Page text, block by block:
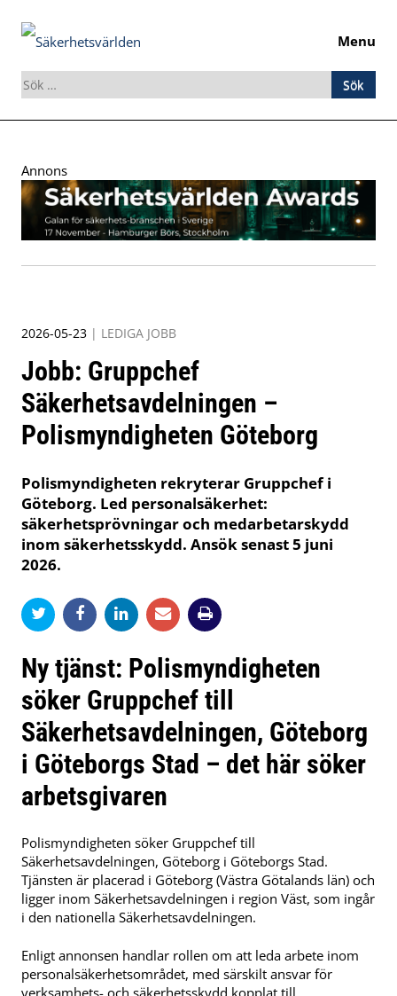
Menu
Sök
efter:
to
content
Annons
2026-05-23 | LEDIGA JOBB
Jobb: Gruppchef
Säkerhetsavdelningen –
Polismyndigheten Göteborg
Polismyndigheten rekryterar Gruppchef i
Göteborg. Led personalsäkerhet:
säkerhetsprövningar och medarbetarskydd
inom säkerhetsskydd. Ansök senast 5 juni
2026.
Ny tjänst: Polismyndigheten
söker Gruppchef till
Säkerhetsavdelningen, Göteborg
i Göteborgs Stad – det här söker
arbetsgivaren
Polismyndigheten söker Gruppchef till
Säkerhetsavdelningen, Göteborg i Göteborgs Stad.
Tjänsten är placerad i Göteborg (Västra Götalands län) och
ligger inom Säkerhetsavdelningen i region Väst, som ingår
i den nationella Säkerhetsavdelningen.
Enligt annonsen handlar rollen om att leda arbete inom
personalsäkerhetsområdet, med särskilt ansvar för